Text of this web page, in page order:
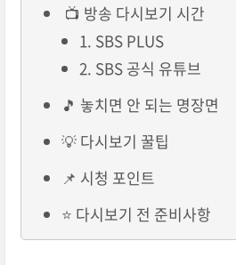
📺 방송 다시보기 시간
1. SBS PLUS
2. SBS 공식 유튜브
🎵 놓치면 안 되는 명장면
💡 다시보기 꿀팁
📌 시청 포인트
⭐ 다시보기 전 준비사항